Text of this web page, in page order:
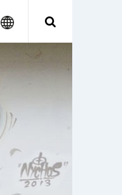
Search
Google